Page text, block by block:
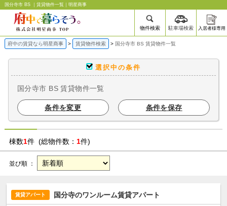
国分寺市 BS ｜賃貸物件一覧｜明星商事
物件検索 駐車場検索 入居者様専用
府中の賃貸なら明星商事 賃貸物件検索 国分寺市 BS 賃貸物件一覧
選択中の条件
国分寺市 BS 賃貸物件一覧
条件を変更 条件を保存
棟数1件 (総物件数： 1件)
並び順 ：
賃貸アパート 国分寺のワンルーム賃貸アパート